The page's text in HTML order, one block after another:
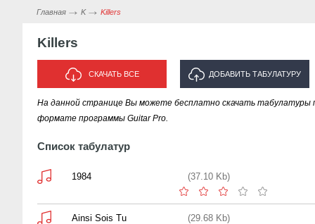
Главная K Killers
Killers
СКАЧАТЬ ВСЕ ДОБАВИТЬ ТАБУЛАТУРУ
ИСПОЛНИТЕЛЯ "KILLERS"
На данной странице Вы можете бесплатно скачать табулатуры
формате программы Guitar Pro.
Список табулатур
1984 (37.10 Kb)
Ainsi Sois Tu (29.68 Kb)